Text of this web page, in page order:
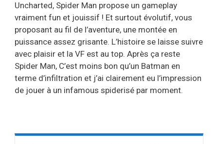
Uncharted, Spider Man propose un gameplay
vraiment fun et jouissif ! Et surtout évolutif, vous
proposant au fil de l’aventure, une montée en
puissance assez grisante. L’histoire se laisse suivre
avec plaisir et la VF est au top. Après ça reste
Spider Man, C’est moins bon qu’un Batman en
terme d’infiltration et j’ai clairement eu l’impression
de jouer à un infamous spiderisé par moment.